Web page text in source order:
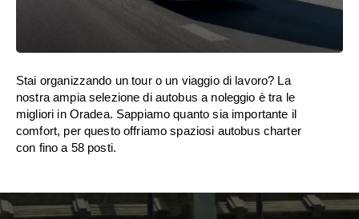
Stai organizzando un tour o un viaggio di lavoro? La
nostra ampia selezione di autobus a noleggio è tra le
migliori in Oradea. Sappiamo quanto sia importante il
comfort, per questo offriamo spaziosi autobus charter
con fino a 58 posti.